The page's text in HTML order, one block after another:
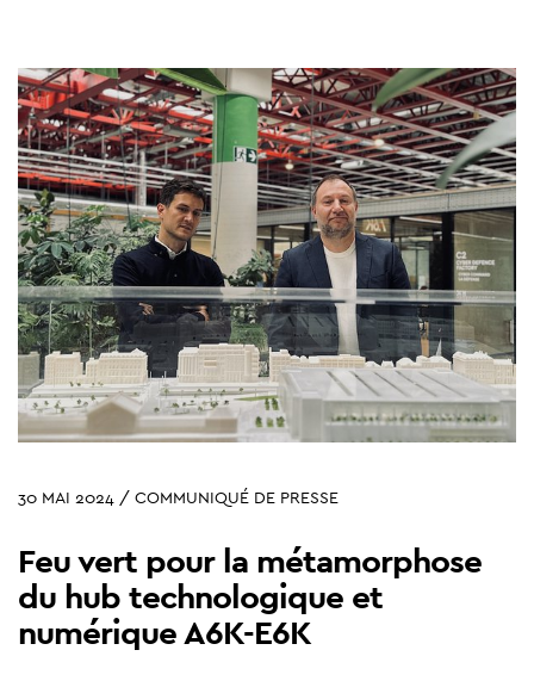
30 MAI 2024 / COMMUNIQUÉ DE PRESSE
Feu vert pour la métamorphose
du hub technologique et
numérique A6K-E6K